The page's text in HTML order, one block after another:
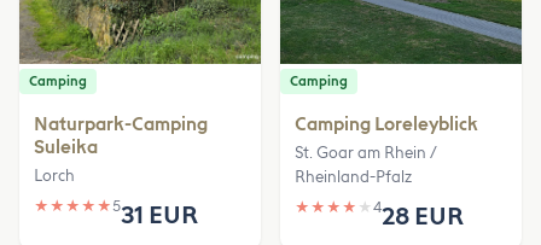
Camping
Naturpark-Camping
Suleika
Lorch
★ ★ ★ ★ ★531 EUR
Camping
Camping Loreleyblick
St. Goar am Rhein /
Rheinland-Pfalz
★ ★ ★ ★ ★ 428 EUR